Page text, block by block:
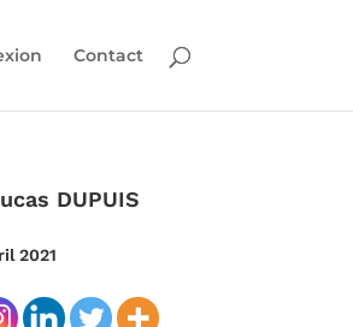
Contact
DUPUIS
2021